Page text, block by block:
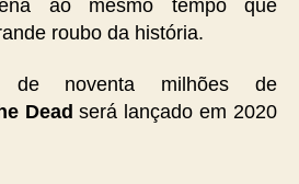
ao mesmo tempo que
roubo da história.
de noventa milhões de
Dead será lançado em 2020